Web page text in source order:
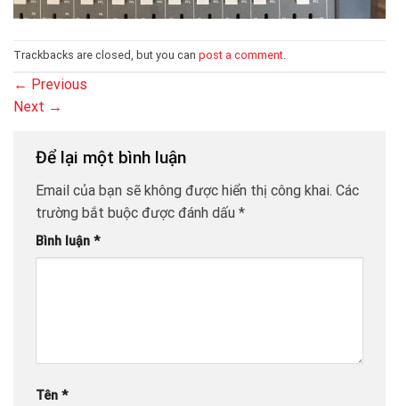
Trackbacks are closed, but you can post a comment
← Previous
Next →
Để lại một bình luận
Email của bạn sẽ không được hiển thị công khai. Các
trường bắt buộc được đánh dấu *
Bình luận *
Tên *